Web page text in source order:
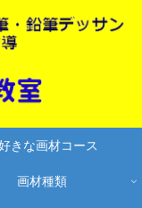
きな画材コース
画材種類